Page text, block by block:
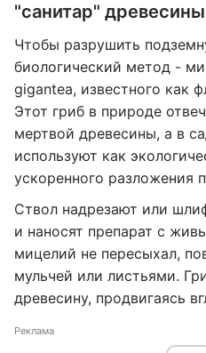
"санитар" древесины
Чтобы разрушить
биологический метод -
gigantea, известного как
Этот гриб в природе
мертвой древесины, а в
используют как
ускоренного разложения
Ствол надрезают или
и наносят препарат с
мицелий не пересыхал,
мульчей или листьями.
древесину, продвигаясь
Реклама